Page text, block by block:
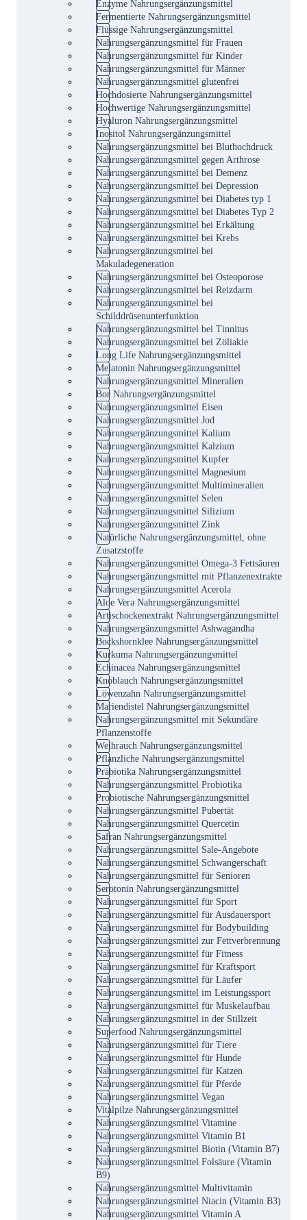
Enzyme Nahrungsergänzungsmittel
Fermentierte Nahrungsergänzungsmittel
Flüssige Nahrungsergänzungsmittel
Nahrungsergänzungsmittel für Frauen
Nahrungsergänzungsmittel für Kinder
Nahrungsergänzungsmittel für Männer
Nahrungsergänzungsmittel glutenfrei
Hochdosierte Nahrungsergänzungsmittel
Hochwertige Nahrungsergänzungsmittel
Hyaluron Nahrungsergänzungsmittel
Inositol Nahrungsergänzungsmittel
Nahrungsergänzungsmittel bei Bluthochdruck
Nahrungsergänzungsmittel gegen Arthrose
Nahrungsergänzungsmittel bei Demenz
Nahrungsergänzungsmittel bei Depression
Nahrungsergänzungsmittel bei Diabetes typ 1
Nahrungsergänzungsmittel bei Diabetes Typ 2
Nahrungsergänzungsmittel bei Erkältung
Nahrungsergänzungsmittel bei Krebs
Nahrungsergänzungsmittel bei
Makuladegeneration
Nahrungsergänzungsmittel bei Osteoporose
Nahrungsergänzungsmittel bei Reizdarm
Nahrungsergänzungsmittel bei
Schilddrüsenunterfunktion
Nahrungsergänzungsmittel bei Tinnitus
Nahrungsergänzungsmittel bei Zöliakie
Long Life Nahrungsergänzungsmittel
Melatonin Nahrungsergänzungsmittel
Nahrungsergänzungsmittel Mineralien
Bor Nahrungsergänzungsmittel
Nahrungsergänzungsmittel Eisen
Nahrungsergänzungsmittel Jod
Nahrungsergänzungsmittel Kalium
Nahrungsergänzungsmittel Kalzium
Nahrungsergänzungsmittel Kupfer
Nahrungsergänzungsmittel Magnesium
Nahrungsergänzungsmittel Multimineralien
Nahrungsergänzungsmittel Selen
Nahrungsergänzungsmittel Silizium
Nahrungsergänzungsmittel Zink
Natürliche Nahrungsergänzungsmittel, ohne
Zusatzstoffe
Nahrungsergänzungsmittel Omega-3 Fettsäuren
Nahrungsergänzungsmittel mit Pflanzenextrakte
Nahrungsergänzungsmittel Acerola
Aloe Vera Nahrungsergänzungsmittel
Artischockenextrakt Nahrungsergänzungsmittel
Nahrungsergänzungsmittel Ashwagandha
Bockshornklee Nahrungsergänzungsmittel
Kurkuma Nahrungsergänzungsmittel
Echinacea Nahrungsergänzungsmittel
Knoblauch Nahrungsergänzungsmittel
Löwenzahn Nahrungsergänzungsmittel
Mariendistel Nahrungsergänzungsmittel
Nahrungsergänzungsmittel mit Sekundäre
Pflanzenstoffe
Weihrauch Nahrungsergänzungsmittel
Pflanzliche Nahrungsergänzungsmittel
Präbiotika Nahrungsergänzungsmittel
Nahrungsergänzungsmittel Probiotika
Probiotische Nahrungsergänzungsmittel
Nahrungsergänzungsmittel Pubertät
Nahrungsergänzungsmittel Quercetin
Safran Nahrungsergänzungsmittel
Nahrungsergänzungsmittel Sale-Angebote
Nahrungsergänzungsmittel Schwangerschaft
Nahrungsergänzungsmittel für Senioren
Serotonin Nahrungsergänzungsmittel
Nahrungsergänzungsmittel für Sport
Nahrungsergänzungsmittel für Ausdauersport
Nahrungsergänzungsmittel für Bodybuilding
Nahrungsergänzungsmittel zur Fettverbrennung
Nahrungsergänzungsmittel für Fitness
Nahrungsergänzungsmittel für Kraftsport
Nahrungsergänzungsmittel für Läufer
Nahrungsergänzungsmittel im Leistungssport
Nahrungsergänzungsmittel für Muskelaufbau
Nahrungsergänzungsmittel in der Stillzeit
Superfood Nahrungsergänzungsmittel
Nahrungsergänzungsmittel für Tiere
Nahrungsergänzungsmittel für Hunde
Nahrungsergänzungsmittel für Katzen
Nahrungsergänzungsmittel für Pferde
Nahrungsergänzungsmittel Vegan
Vitalpilze Nahrungsergänzungsmittel
Nahrungsergänzungsmittel Vitamine
Nahrungsergänzungsmittel Vitamin B1
Nahrungsergänzungsmittel Biotin (Vitamin B7)
Nahrungsergänzungsmittel Folsäure (Vitamin
B9)
Nahrungsergänzungsmittel Multivitamin
Nahrungsergänzungsmittel Niacin (Vitamin B3)
Nahrungsergänzungsmittel Vitamin A